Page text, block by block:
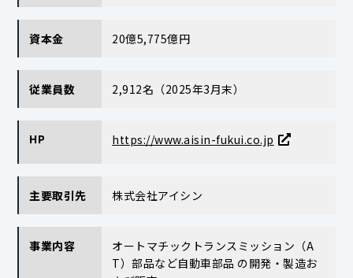
資本金 20億5,775億円
従業員数 2,912名（2025年3月末）
HP https://www.aisin-fukui.co.jp
主要取引先 株式会社アイシン
事業内容
オートマチックトランスミッション（A
T）部品など自動車部品 の開発・製造お